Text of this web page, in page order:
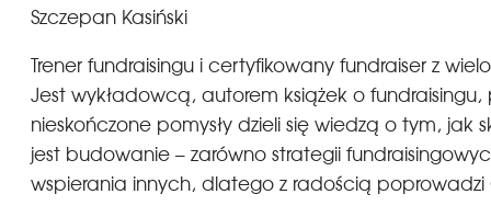
Szczepan Kasiński
Trener fundraisingu i certyfikowany fundraiser z
Jest wykładowcą, autorem książek o
nieskończone pomysły dzieli się wiedzą o tym,
jest budowanie – zarówno strategii
wspierania innych, dlatego z radością